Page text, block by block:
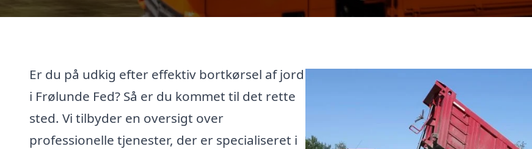
Er du på udkig efter effektiv bortkørsel af jord
i Frølunde Fed? Så er du kommet til det rette
sted. Vi tilbyder en oversigt over
professionelle tjenester, der er specialiseret i